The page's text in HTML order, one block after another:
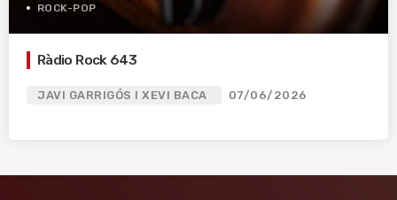
ROCK-POP
Ràdio Rock 643
JAVI GARRIGÓS I XEVI BACA 07/06/2026